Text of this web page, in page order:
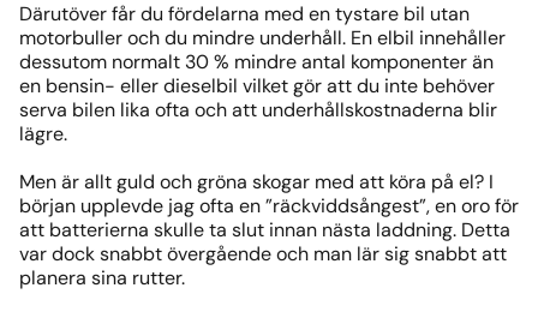
Därutöver får du fördelarna med en tystare bil utan
motorbuller och du mindre underhåll. En elbil innehåller
dessutom normalt 30 % mindre antal komponenter än
en bensin- eller dieselbil vilket gör att du inte behöver
serva bilen lika ofta och att underhållskostnaderna blir
lägre.
Men är allt guld och gröna skogar med att köra på el? I
början upplevde jag ofta en ”räckviddsångest”, en oro för
att batterierna skulle ta slut innan nästa laddning. Detta
var dock snabbt övergående och man lär sig snabbt att
planera sina rutter.